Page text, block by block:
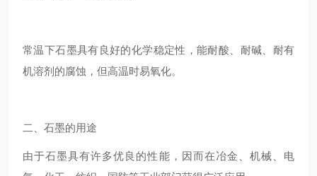
常温下石墨具有良好的化学稳定性，能耐酸、耐碱、耐有
机溶剂的腐蚀，但高温时易氧化。
二、石墨的用途
由于石墨具有许多优良的性能，因而在冶金、机械、电